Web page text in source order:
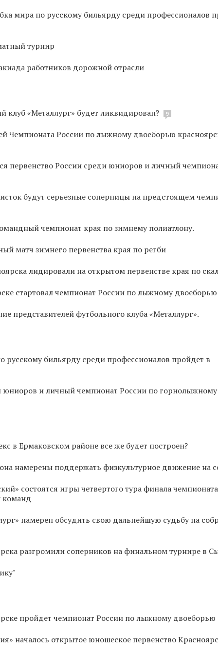
мира по русскому бильярду среди профессионалов
турнир
работников дорожной отрасли
клуб «Металлург» будет ликвидирован? 9
Чемпионата России по лыжному двоеборью
первенство России среди юниоров и личный
будут серьезные соперницы на предстоящем
чемпионат края по зимнему полиатлону.
матч зимнего первенства края по регби
лидировали на открытом первенстве края по
стартовал чемпионат России по лыжному двоеборью
представителей футбольного клуба «Металлург».
русскому бильярду среди профессионалов пройдет в
юниоров и личный чемпионат России по горнолыжному
в Ермаковском районе все же будет построен?
намерены поддержать физкультурное движение на
состоятся игры четвертого тура финала
команд
намерен обсудить свою дальнейшую судьбу на
разгромили соперников на финальном турнире в
пройдет чемпионат России по лыжному двоеборью
началось открытое юношеское первенство